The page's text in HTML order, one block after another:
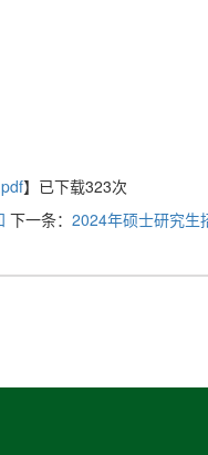
】已下载323次
下一条： 2024年硕士研究生